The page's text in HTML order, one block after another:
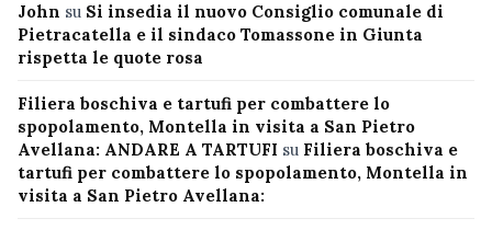
John su Si insedia il nuovo Consiglio comunale di
Pietracatella e il sindaco Tomassone in Giunta
rispetta le quote rosa
Filiera boschiva e tartufi per combattere lo
spopolamento, Montella in visita a San Pietro
Avellana: ANDARE A TARTUFI su Filiera boschiva e
tartufi per combattere lo spopolamento, Montella in
visita a San Pietro Avellana: